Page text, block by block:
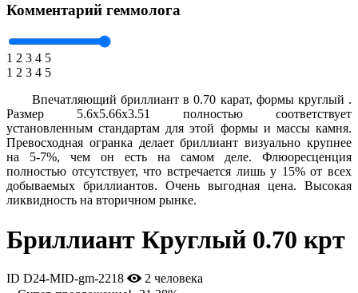
Комментарий геммолога
1 2 3 4 5
1 2 3 4 5
Впечатляющий бриллиант в 0.70 карат, формы круглый .
Размер 5.6x5.66x3.51 полностью соответствует
установленным стандартам для этой формы и массы камня.
Превосходная огранка делает бриллиант визуально крупнее
на 5-7%, чем он есть на самом деле. Флюоресценция
полностью отсутствует, что встречается лишь у 15% от всех
добываемых бриллиантов. Очень выгодная цена. Высокая
ликвидность на вторичном рынке.
Бриллиант Круглый 0.70 крт
ID D24-MID-gm-2218
2 человека